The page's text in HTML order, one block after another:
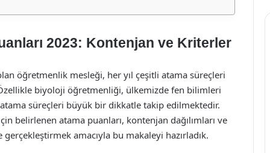
2023: Kontenjan ve Kriterler
öğretmenlik mesleği, her yıl çeşitli atama süreçleri
biyoloji öğretmenliği, ülkemizde fen bilimleri
süreçleri büyük bir dikkatle takip edilmektedir.
belirlenen atama puanları, kontenjan dağılımları ve
amacıyla bu makaleyi hazırladık.